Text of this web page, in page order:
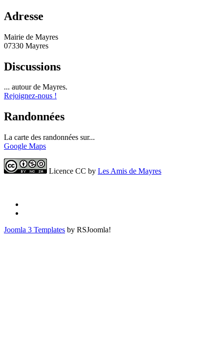
Adresse
Mairie de Mayres
07330 Mayres
Discussions
... autour de Mayres.
Rejoignez-nous !
Randonnées
La carte des randonnées sur...
Google Maps
Licence CC by Les Amis de Mayres
Joomla 3 Templates by RSJoomla!